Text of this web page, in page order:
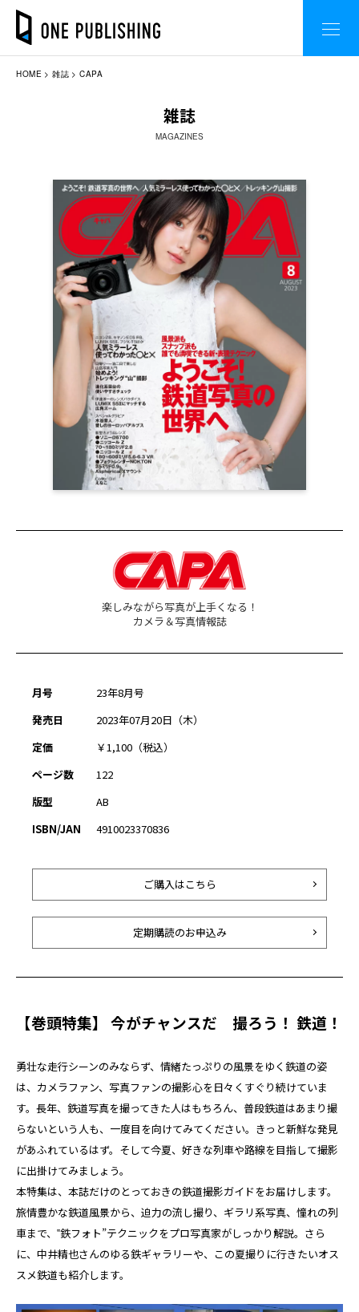
HOME 雑誌 CAPA
雑誌
MAGAZINES
楽しみながら写真が上手くなる！
カメラ＆写真情報誌
月号
23年8月号
発売日
2023年07月20日（木）
定価
￥1,100（税込）
ページ数
122
版型
AB
ISBN/JAN
4910023370836
ご購入はこちら
定期購読のお申込み
【巻頭特集】 今がチャンスだ 撮ろう！ 鉄道！
勇壮な走行シーンのみならず、情緒たっぷりの風景をゆく鉄道の姿
は、カメラファン、写真ファンの撮影心を日々くすぐり続けていま
す。長年、鉄道写真を撮ってきた人はもちろん、普段鉄道はあまり撮
らないという人も、一度目を向けてみてください。きっと新鮮な発見
があふれているはず。そして今夏、好きな列車や路線を目指して撮影
に出掛けてみましょう。
本特集は、本誌だけのとっておきの鉄道撮影ガイドをお届けします。
旅情豊かな鉄道風景から、迫力の流し撮り、ギラリ系写真、憧れの列
車まで、‟鉄フォト”テクニックをプロ写真家がしっかり解説。さら
に、中井精也さんのゆる鉄ギャラリーや、この夏撮りに行きたいオス
スメ鉄道も紹介します。